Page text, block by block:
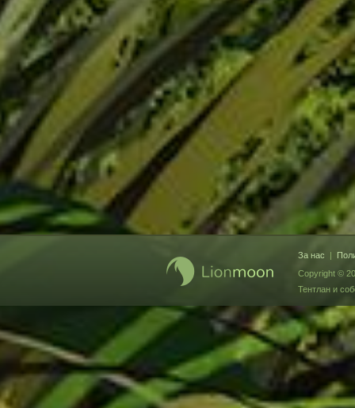
За нас |
Copyright ©
Тентлан и